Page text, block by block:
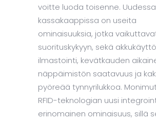
voitte luoda toisenne. Uudessa
kassakaappissa on useita
ominaisuuksia, jotka
suorituskykyyn, sekä
ilmastointi, kevätkauden
näppäimistön saatavuus ja
pyöreää tynnyrilukkoa.
RFID-teknologian uusi
erinomainen ominaisuus, sillä